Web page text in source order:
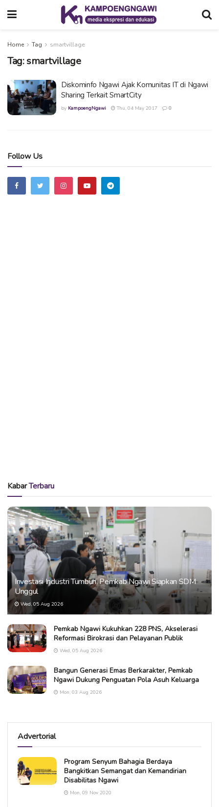
Home Tag smartvillage
Tag:smartvillage
Diskominfo Ngawi Ajak Komunitas IT di Ngawi
Sharing Terkait SmartCity
by KampoengNgawi Thu, 04 May 2017 0
Follow Us
KabarTerbaru
Investasi Industri Tumbuh, Pemkab Ngawi Siapkan SDM
Unggul
Wed, 05 Aug 2026
Pemkab Ngawi Kukuhkan 228 PNS, Akselerasi
Reformasi Birokrasi dan Pelayanan Publik
Wed, 05 Aug 2026
Bangun Generasi Emas Berkarakter, Pemkab
Ngawi Dukung Penguatan Pola Asuh Keluarga
Mon, 03 Aug 2026
Advertorial
Program Senyum Bahagia Berdaya
Bangkitkan Semangat dan Kemandirian
Disabilitas Ngawi
Mon, 09 Nov 2020